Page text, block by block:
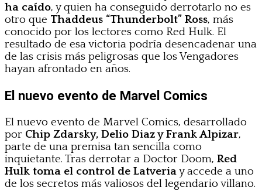
ha caído, y quien ha conseguido derrotarlo no es
otro que Thaddeus “Thunderbolt” Ross, más
conocido por los lectores como Red Hulk. El
resultado de esa victoria podría desencadenar una
de las crisis más peligrosas que los Vengadores
hayan afrontado en años.
El nuevo evento de Marvel Comics
El nuevo evento de Marvel Comics, desarrollado
por Chip Zdarsky, Delio Diaz y Frank Alpizar,
parte de una premisa tan sencilla como
inquietante. Tras derrotar a Doctor Doom, Red
Hulk toma el control de Latveriay accede a uno
de los secretos más valiosos del legendario villano.